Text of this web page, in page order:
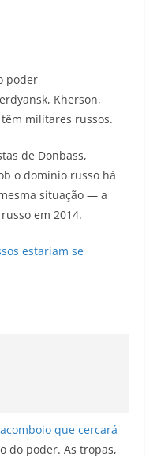
poder
Kherson,
militares russos.
de Donbass,
o domínio russo há
situação — a
em 2014.
estariam se
que cercará
do poder. As tropas,